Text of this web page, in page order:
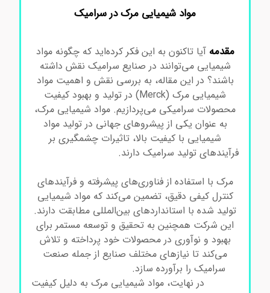
مواد شیمیایی مرک در سرامیک
مقدمهآیا تاکنون به این فکر کرده‌اید که چگونه مواد
شیمیایی می‌توانند در صنایع سرامیک نقش داشته
باشند؟ در این مقاله، به بررسی نقش و اهمیت مواد
شیمیایی مرک (Merck) در تولید و بهبود کیفیت
محصولات سرامیکی می‌پردازیم. مواد شیمیایی مرک،
به عنوان یکی از پیشروهای جهانی در تولید مواد
شیمیایی با کیفیت بالا، تاثیرات چشمگیری بر
فرآیندهای تولید سرامیک دارند.مواد شیمیایی مرک در
مرک با استفاده از فناوری‌های پیشرفته و فرآیندهای
کنترل کیفی دقیق، تضمین می‌کند که مواد شیمیایی
تولید شده با استانداردهای بین‌المللی مطابقت دارند.
این شرکت همچنین به تحقیق و توسعه مستمر برای
بهبود و نوآوری در محصولات خود پرداخته و تلاش
می‌کند تا نیازهای مختلف صنایع از جمله صنعت
سرامیک را برآورده سازد.مواد شیمیایی مرک در
در نهایت، مواد شیمیایی مرک به دلیل کیفیت